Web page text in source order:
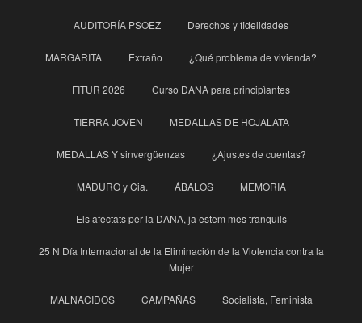
AUDITORÍA PSOEZ Derechos y fidelidades
MARGARITA Extraño ¿Qué problema de vivienda?
FITUR 2026 Curso DANA para principìantes
TIERRA JOVEN MEDALLAS DE HOJALATA
MEDALLAS Y sinvergüenzas ¿Ajustes de cuentas?
MADURO y Cia. ÁBALOS MEMORIA
Els afectats per la DANA, ja estem mes tranquils
25 N Día Internacional de la Eliminación de la Violencia contra la
Mujer
MALNACIDOS CAMPAÑAS Socialista, Feminista